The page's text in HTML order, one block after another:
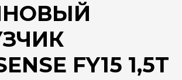
FY15 1,5Т